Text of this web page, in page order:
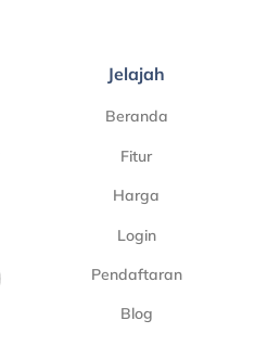
Jelajah
Beranda
Fitur
Harga
Login
Pendaftaran
Blog